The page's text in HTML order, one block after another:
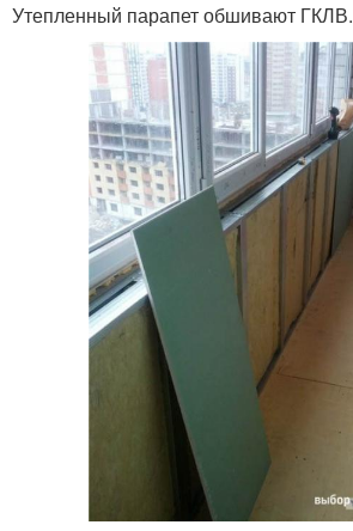
Утепленный парапет обшивают ГКЛВ.